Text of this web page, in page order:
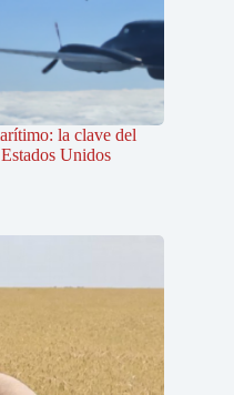
la clave del
Unidos